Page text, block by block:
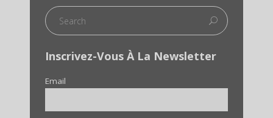
Inscrivez-Vous À La Newsletter
Email